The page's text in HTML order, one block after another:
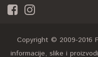
Copyright © 2009-2016
informacije, slike i